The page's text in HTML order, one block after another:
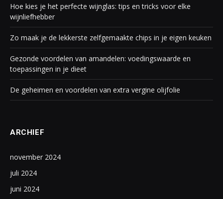
Hoe kies je het perfecte wijnglas: tips en tricks voor elke
wijnliefhebber
Zo maak je de lekkerste zelfgemaakte chips in je eigen keuken
Gezonde voordelen van amandelen: voedingswaarde en
toepassingen in je dieet
De geheimen en voordelen van extra vergine olijfolie
ARCHIEF
november 2024
juli 2024
juni 2024